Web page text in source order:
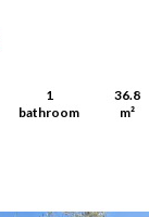
1
bathroom
36.8
m²